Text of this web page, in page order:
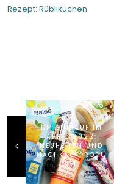
Rezept: Rüblikuchen
DM EINKAUF IM
APRIL 2022:
NEUHEITEN UND
NACHKAUFPRODU
KTE